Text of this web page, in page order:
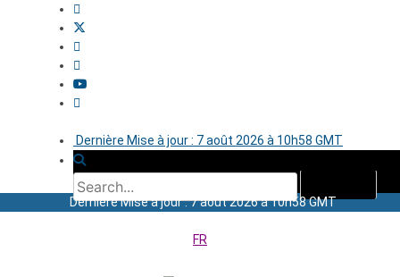
Dernière Mise à jour : 7 août 2026 à 10h58 GMT
Dernière Mise à jour : 7 août 2026 à 10h58 GMT
FR